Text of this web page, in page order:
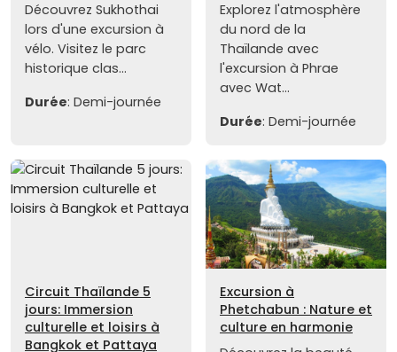
Découvrez Sukhothai
lors d'une excursion à
vélo. Visitez le parc
historique clas...
Durée: Demi-journée
Explorez l'atmosphère
du nord de la
Thaïlande avec
l'excursion à Phrae
avec Wat...
Durée: Demi-journée
Circuit Thaïlande 5
jours: Immersion
culturelle et loisirs à
Bangkok et Pattaya
Excursion à
Phetchabun : Nature et
culture en harmonie